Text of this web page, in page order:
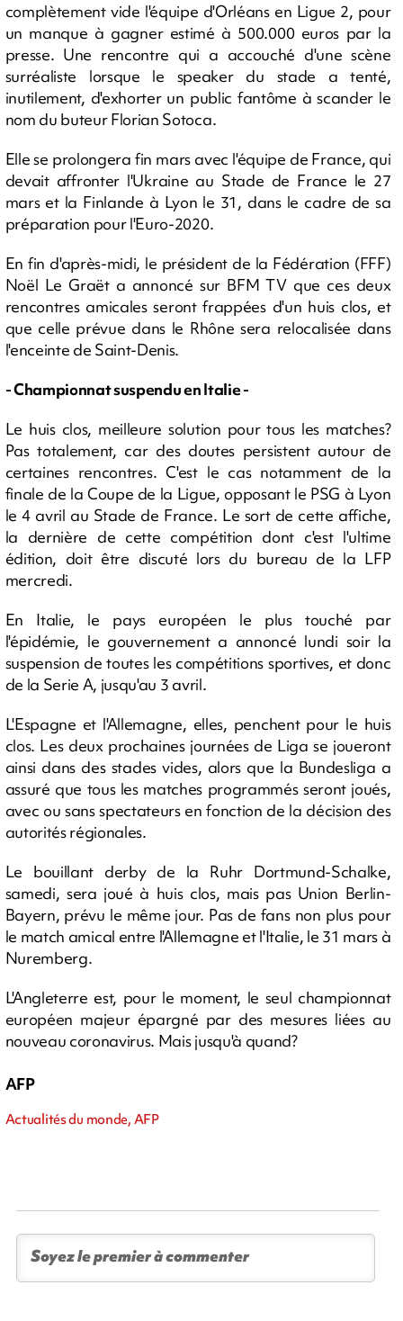
complètement vide l'équipe d'Orléans en Ligue 2, pour
un manque à gagner estimé à 500.000 euros par la
presse. Une rencontre qui a accouché d'une scène
surréaliste lorsque le speaker du stade a tenté,
inutilement, d'exhorter un public fantôme à scander le
nom du buteur Florian Sotoca.
Elle se prolongera fin mars avec l'équipe de France, qui
devait affronter l'Ukraine au Stade de France le 27
mars et la Finlande à Lyon le 31, dans le cadre de sa
préparation pour l'Euro-2020.
En fin d'après-midi, le président de la Fédération (FFF)
Noël Le Graët a annoncé sur BFM TV que ces deux
rencontres amicales seront frappées d'un huis clos, et
que celle prévue dans le Rhône sera relocalisée dans
l'enceinte de Saint-Denis.
- Championnat suspendu en Italie -
Le huis clos, meilleure solution pour tous les matches?
Pas totalement, car des doutes persistent autour de
certaines rencontres. C'est le cas notamment de la
finale de la Coupe de la Ligue, opposant le PSG à Lyon
le 4 avril au Stade de France. Le sort de cette affiche,
la dernière de cette compétition dont c'est l'ultime
édition, doit être discuté lors du bureau de la LFP
mercredi.
En Italie, le pays européen le plus touché par
l'épidémie, le gouvernement a annoncé lundi soir la
suspension de toutes les compétitions sportives, et donc
de la Serie A, jusqu'au 3 avril.
L'Espagne et l'Allemagne, elles, penchent pour le huis
clos. Les deux prochaines journées de Liga se joueront
ainsi dans des stades vides, alors que la Bundesliga a
assuré que tous les matches programmés seront joués,
avec ou sans spectateurs en fonction de la décision des
autorités régionales.
Le bouillant derby de la Ruhr Dortmund-Schalke,
samedi, sera joué à huis clos, mais pas Union Berlin-
Bayern, prévu le même jour. Pas de fans non plus pour
le match amical entre l'Allemagne et l'Italie, le 31 mars à
Nuremberg.
L'Angleterre est, pour le moment, le seul championnat
européen majeur épargné par des mesures liées au
nouveau coronavirus. Mais jusqu'à quand?
AFP
Actualités du monde, AFP